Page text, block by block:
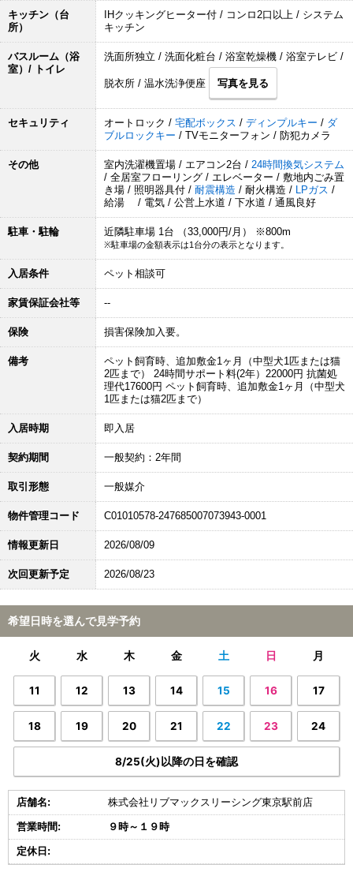
キッチン（台
所）
IHクッキングヒーター付 / コンロ2口以上 / システム
キッチン
バスルーム（浴
室）/ トイレ
洗面所独立 / 洗面化粧台 / 浴室乾燥機 / 浴室テレビ /
脱衣所 / 温水洗浄便座 写真を見る
セキュリティ オートロック / 宅配ボックス / ディンプルキー / ダ
ブルロックキー / TVモニターフォン / 防犯カメラ
その他 室内洗濯機置場 / エアコン2台 / 24時間換気システム
/ 全居室フローリング / エレベーター / 敷地内ごみ置
き場 / 照明器具付 / 耐震構造 / 耐火構造 / LPガス /
給湯 / 電気 / 公営上水道 / 下水道 / 通風良好
駐車・駐輪 近隣駐車場 1台 （33,000円/月） ※800m
※駐車場の金額表示は1台分の表示となります。
入居条件 ペット相談可
家賃保証会社等 --
保険 損害保険加入要。
備考
ペット飼育時、追加敷金1ヶ月（中型犬1匹または猫
2匹まで） 24時間サポート料(2年）22000円 抗菌処
理代17600円 ペット飼育時、追加敷金1ヶ月（中型犬
1匹または猫2匹まで）
入居時期 即入居
契約期間 一般契約：2年間
取引形態 一般媒介
物件管理コード C01010578-247685007073943-0001
情報更新日 2026/08/09
次回更新予定 2026/08/23
希望日時を選んで見学予約
火 水 木 金 土 日 月
11 12 13 14 15 16 17
18 19 20 21 22 23 24
8/25(火)以降の日を確認
店舗名: 株式会社リブマックスリーシング東京駅前店
営業時間: ９時～１９時
定休日: